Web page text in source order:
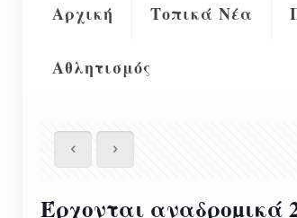
Αρχική Τοπικά Νέα
Αθλητισμός
Έρχονται αναδροµικά